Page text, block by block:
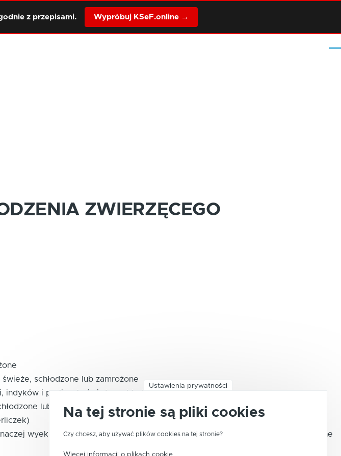
z przepisami. Wypróbuj KSeF.online →
ZWIERZĘCEGO
świeże, schłodzone lub zamrożone
i perliczek, świeże, schłodzone lub zamrożone
lub zamrożone (z wył. z bydła, świń, owiec, kóz, koni, osłów, mułów lub
wyekstrahowane, świeże, schłodzone, zamrożone, solone, w solance, suszone
Ustawienia prywatności
Na tej stronie są pliki cookies
Czy chcesz, aby używać plików cookies na tej stronie?
Więcej informacji o plikach cookie